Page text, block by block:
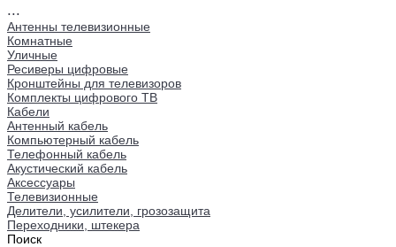
...
Антенны телевизионные
Комнатные
Уличные
Ресиверы цифровые
Кронштейны для телевизоров
Комплекты цифрового ТВ
Кабели
Антенный кабель
Компьютерный кабель
Телефонный кабель
Акустический кабель
Аксессуары
Телевизионные
Делители, усилители, грозозащита
Переходники, штекера
Поиск